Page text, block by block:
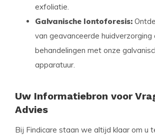
exfoliatie.
Galvanische Iontoforesis:
van geavanceerde huidverzorging
behandelingen met onze
apparatuur.
Uw Informatiebron voor
Advies
Bij Findicare staan we altijd klaar om u